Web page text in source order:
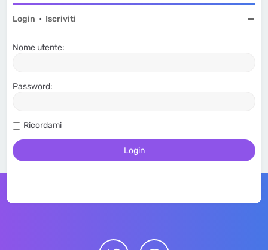
Login • Iscriviti
Nome utente:
Password:
Ricordami